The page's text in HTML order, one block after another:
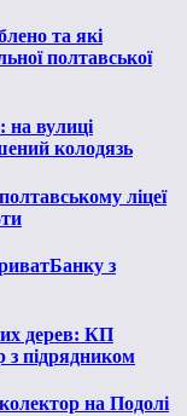
та які
полтавської
на вулиці
колодязь
ліцеї
з
дерев: КП
з підрядником
на Подолі